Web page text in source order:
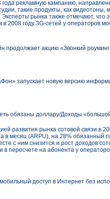
года рекламную кампанию,
такие продукты, как
Эксперты рынка также отмечают,
в 2008 году 3G-сетей у операторов
продолжает акцию «Звонкий
запускает новую версию
обязаны доллару/Доходы
развития рынка сотовой связи в
в месяц (ARPU), на 28% обязанный
с ним снизится и рост доходов
в пересчете на абонента у
доступ в Интернет без